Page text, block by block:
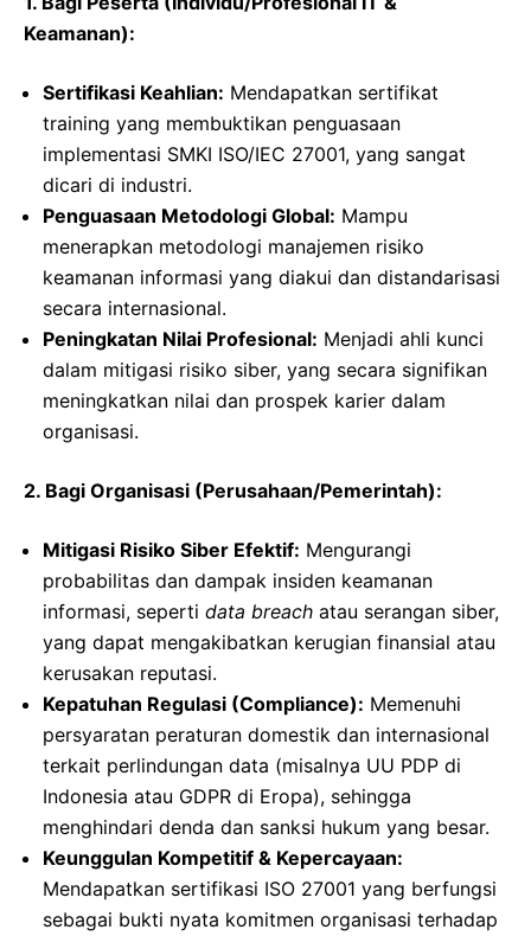
Keamanan):
Sertifikasi Keahlian: Mendapatkan sertifikat
training yang membuktikan penguasaan
implementasi SMKI ISO/IEC 27001, yang sangat
dicari di industri.
Penguasaan Metodologi Global: Mampu
menerapkan metodologi manajemen risiko
keamanan informasi yang diakui dan distandarisasi
secara internasional.
Peningkatan Nilai Profesional: Menjadi ahli kunci
dalam mitigasi risiko siber, yang secara signifikan
meningkatkan nilai dan prospek karier dalam
organisasi.
2. Bagi Organisasi (Perusahaan/Pemerintah):
Mitigasi Risiko Siber Efektif: Mengurangi
probabilitas dan dampak insiden keamanan
informasi, seperti data breach atau serangan siber,
yang dapat mengakibatkan kerugian finansial atau
kerusakan reputasi.
Kepatuhan Regulasi (Compliance): Memenuhi
persyaratan peraturan domestik dan internasional
terkait perlindungan data (misalnya UU PDP di
Indonesia atau GDPR di Eropa), sehingga
menghindari denda dan sanksi hukum yang besar.
Keunggulan Kompetitif & Kepercayaan:
Mendapatkan sertifikasi ISO 27001 yang berfungsi
sebagai bukti nyata komitmen organisasi terhadap